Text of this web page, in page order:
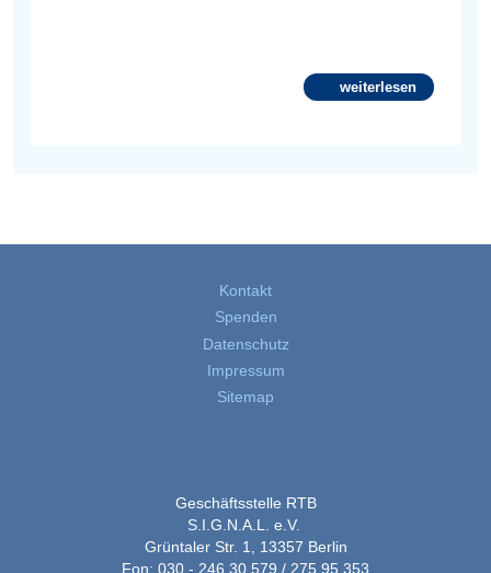
weiterlesen
Kontakt
Spenden
Datenschutz
Impressum
Sitemap
Geschäftsstelle RTB
S.I.G.N.A.L. e.V.
Grüntaler Str. 1, 13357 Berlin
Fon: 030 - 246 30 579 / 275 95 353